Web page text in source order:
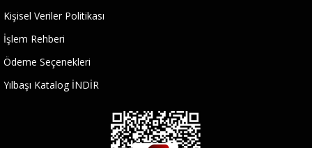
Kişisel Veriler Politikası
İşlem Rehberi
Ödeme Seçenekleri
Yılbaşı Katalog İNDİR